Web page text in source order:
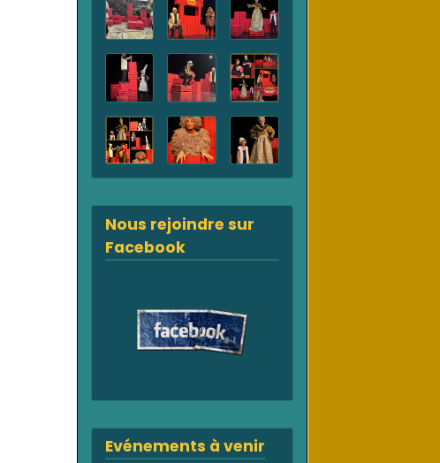
Nous rejoindre sur
Facebook
Evénements à venir